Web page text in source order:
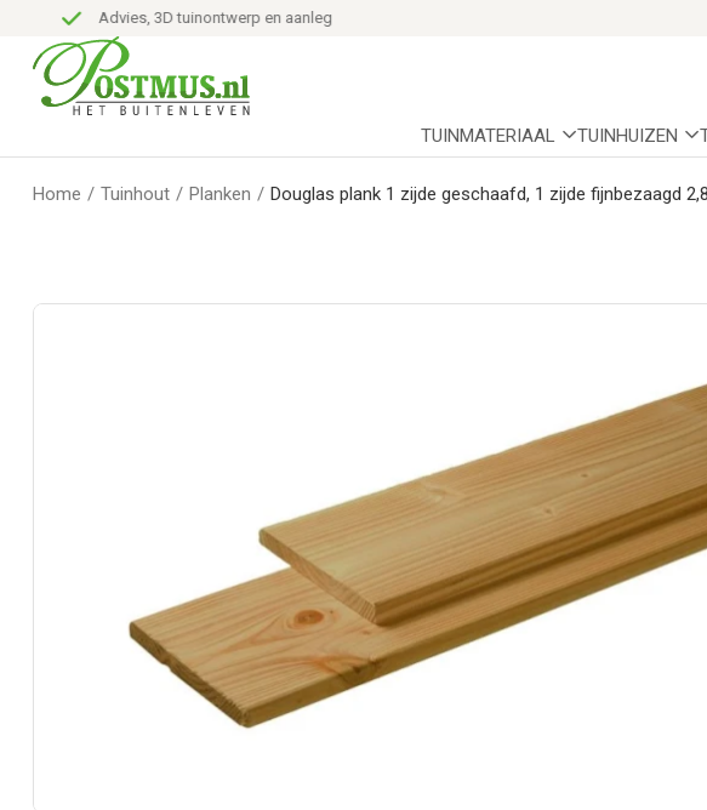
Advies, 3D tuinontwerp en aanleg
TUINMATERIAAL TUINHUIZEN
Home / Tuinhout / Planken / Douglas plank 1 zijde geschaafd, 1 zijde fijnbezaagd